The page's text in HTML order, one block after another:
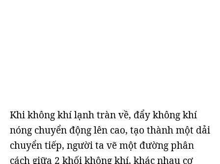
Khi không khí lạnh tràn về, đẩy không khí
nóng chuyển động lên cao, tạo thành một dải
chuyển tiếp, người ta vẽ một đường phân
cách giữa 2 khối không khí, khác nhau cơ